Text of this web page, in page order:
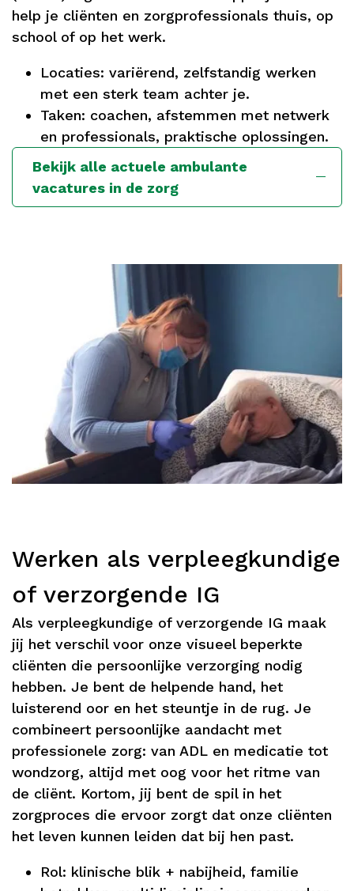
help je cliënten en zorgprofessionals thuis, op
school of op het werk.
Locaties: variërend, zelfstandig werken
met een sterk team achter je.
Taken: coachen, afstemmen met netwerk
en professionals, praktische oplossingen.
Bekijk alle actuele ambulante
vacatures in de zorg
Werken als verpleegkundige
of verzorgende IG
Als verpleegkundige of verzorgende IG maak
jij het verschil voor onze visueel beperkte
cliënten die persoonlijke verzorging nodig
hebben. Je bent de helpende hand, het
luisterend oor en het steuntje in de rug. Je
combineert persoonlijke aandacht met
professionele zorg: van ADL en medicatie tot
wondzorg, altijd met oog voor het ritme van
de cliënt. Kortom, jij bent de spil in het
zorgproces die ervoor zorgt dat onze cliënten
het leven kunnen leiden dat bij hen past.
Rol: klinische blik + nabijheid, familie